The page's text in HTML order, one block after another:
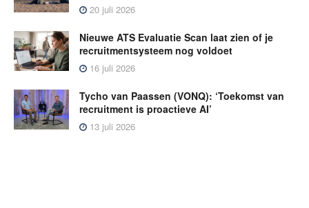
20 juli 2026
Nieuwe ATS Evaluatie Scan laat zien of je
recruitmentsysteem nog voldoet
16 juli 2026
Tycho van Paassen (VONQ): ‘Toekomst van
recruitment is proactieve AI’
13 juli 2026